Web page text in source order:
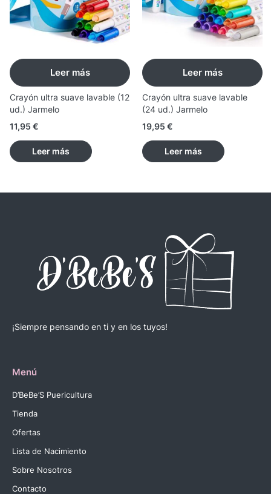
Leer más
Crayón ultra suave lavable (12
ud.) Jarmelo
11,95 €
Leer más
Leer más
Crayón ultra suave lavable
(24 ud.) Jarmelo
19,95 €
Leer más
¡Siempre pensando en ti y en los tuyos!
Menú
D’BeBe’S Puericultura
Tienda
Ofertas
Lista de Nacimiento
Sobre Nosotros
Contacto